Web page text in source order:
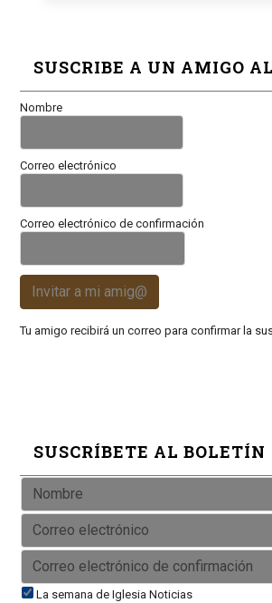
SUSCRIBE A UN AMIGO
Nombre
Correo electrónico
Correo electrónico de confirmación
Invitar a mi amig@
Tu amigo recibirá un correo para confirmar la
SUSCRÍBETE AL BOLETÍN
La semana de Iglesia Noticias